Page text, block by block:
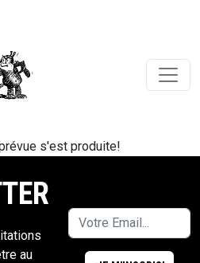
s'est produite!
au